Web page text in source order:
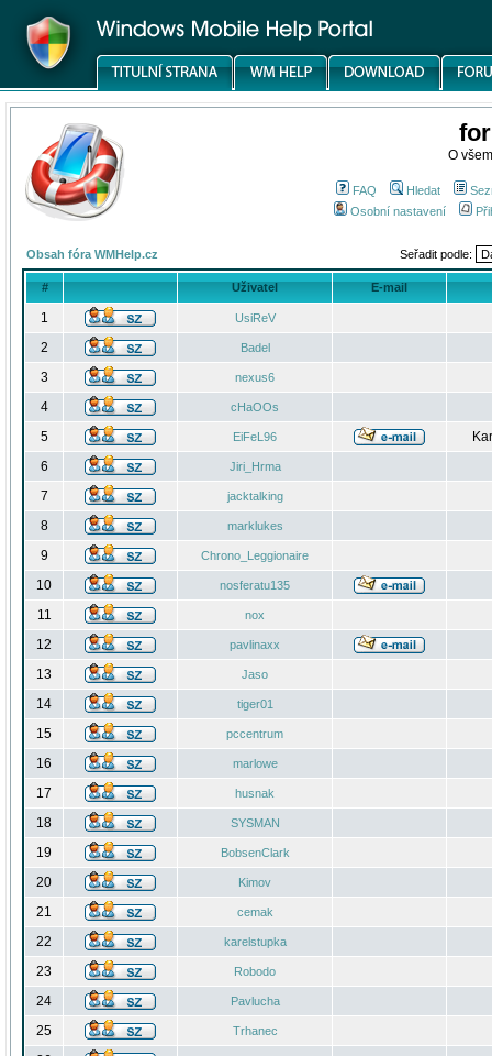
O
FAQ Hledat
Osobní nastavení
Obsah fóra WMHelp.cz Seřadit podle:
# Uživatel E-mail
1 UsiReV
2 Badel
3 nexus6
4 cHaOOs
5 EiFeL96
6
Jiri_Hrma
7 jacktalking
8 marklukes
9 Chrono_Leggionaire
10 nosferatu135
11 nox
12 pavlinaxx
13 Jaso
14 tiger01
15 pccentrum
16 marlowe
17 husnak
18 SYSMAN
19 BobsenClark
20 Kimov
21 cemak
22 karelstupka
23 Robodo
24 Pavlucha
25 Trhanec